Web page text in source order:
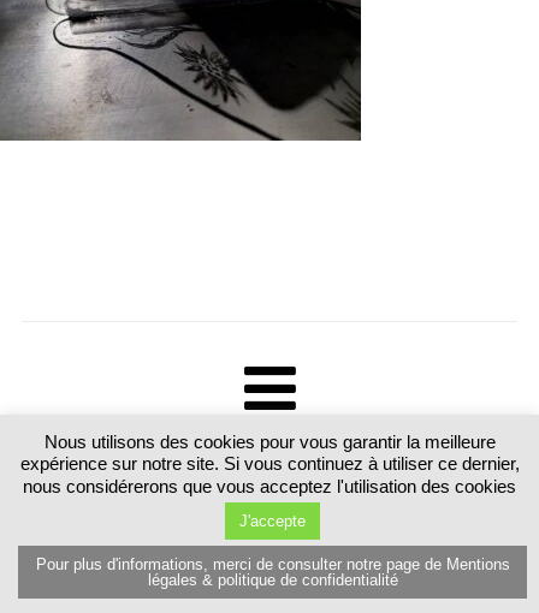
Tous droits réservés. Martine Luttringer 15 route de Sarrebourg 57370
Schalbach. France T.+33 (0)6 89 77 80 81
Nous utilisons des cookies pour vous garantir la meilleure
expérience sur notre site. Si vous continuez à utiliser ce dernier,
nous considérerons que vous acceptez l'utilisation des cookies
J'accepte
Pour plus d'informations, merci de consulter notre page de Mentions
légales & politique de confidentialité